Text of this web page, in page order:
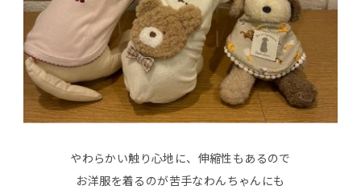
やわらかい触り心地に、伸縮性もあるので
お洋服を着るのが苦手なわんちゃんにも